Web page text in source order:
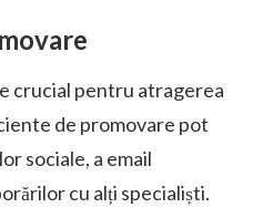
crucial pentru atragerea
de promovare pot
sociale, a email
cu alți specialiști.